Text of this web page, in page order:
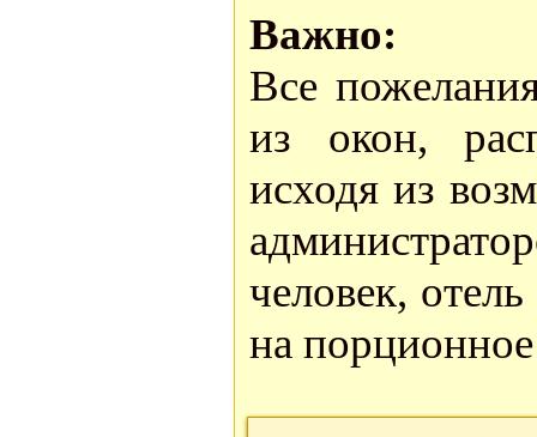
Важно:
Все
из окон,
исходя из
человек,
на